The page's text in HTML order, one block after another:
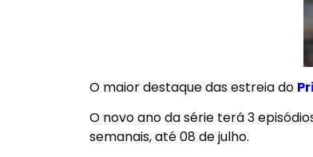
O maior destaque das estreia do
O novo ano da série terá 3
semanais, até 08 de julho.